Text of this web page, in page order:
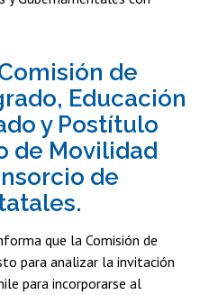
de
Educación
y Postítulo
de Movilidad
de
que la Comisión de
para analizar la invitación
para incorporarse al